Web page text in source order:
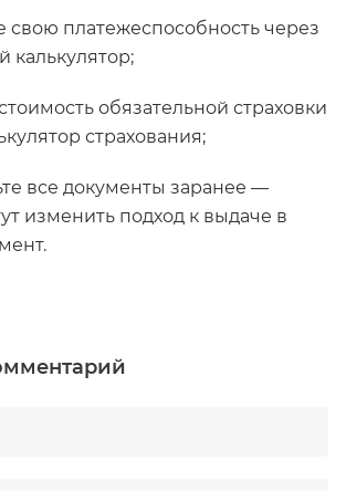
свою платежеспособность через
калькулятор;
обязательной страховки
страхования;
все документы заранее —
изменить подход к выдаче в